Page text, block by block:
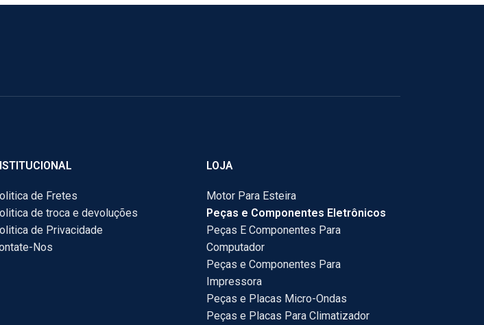
de Fretes
de troca e devoluções
de Privacidade
Nos
LOJA
Motor Para Esteira
Peças e Componentes Eletrônicos
Peças E Componentes Para
Computador
Peças e Componentes Para
Impressora
Peças e Placas Micro-Ondas
Peças e Placas Para Climatizador